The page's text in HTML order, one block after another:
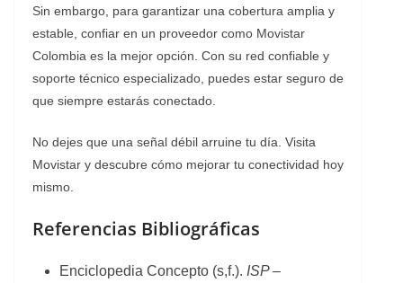
Sin embargo, para garantizar una cobertura amplia y
estable, confiar en un proveedor como Movistar
Colombia es la mejor opción. Con su red confiable y
soporte técnico especializado, puedes estar seguro de
que siempre estarás conectado.
No dejes que una señal débil arruine tu día. Visita
Movistar y descubre cómo mejorar tu conectividad hoy
mismo.
Referencias Bibliográficas
Enciclopedia Concepto (s,f.). ISP –